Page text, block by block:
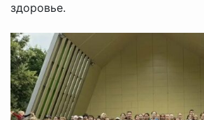
здоровье.